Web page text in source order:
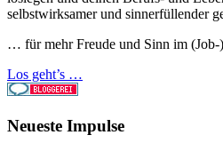
selbstwirksamer und sinnerfüllender
… für mehr Freude und Sinn im
Los geht’s …
Neueste Impulse